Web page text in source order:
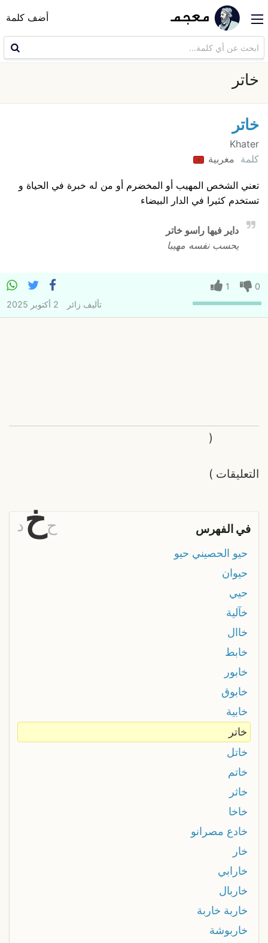
أضف كلمة
خاتر
خاتر
Khater
كلمة مغربية
تعني الشخص المهيب أو المخضرم أو من له خبرة في الحياة و
تستخدم كثيرا في الدار البيضاء
داير فيها راسو خاتر
يحسب نفسه مهيبا
0
1
تأليف زائر 2 أكتوبر 2025
التعليقات
(
)
في الفهرس حخ د
حيو الحصيني حيو
حيوان
حيي
خآلية
خاال
خابط
خابور
خابوق
خابية
خاتر
خاتل
خاتم
خاثر
خاخا
خادع مصرانو
خار
خارابي
خاربال
خاربة خاربة
خاربوشة